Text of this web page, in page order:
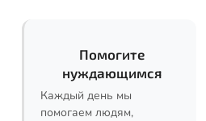
Помогите
нуждающимся
Каждый день мы
помогаем людям,